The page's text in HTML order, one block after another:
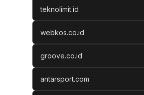
teknolimit.id
webkos.co.id
groove.co.id
antarsport.com